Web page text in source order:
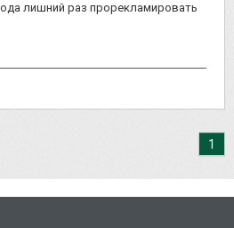
лишний раз прорекламировать
1